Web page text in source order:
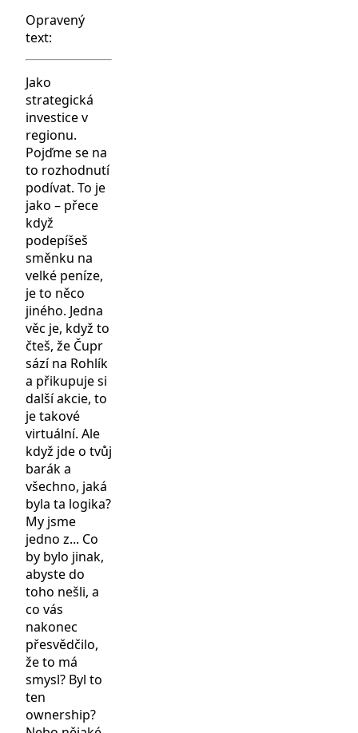
Opravený
text:
Jako
strategická
investice v
regionu.
Pojďme se na
to rozhodnutí
podívat. To je
jako – přece
když
podepíšeš
směnku na
velké peníze,
je to něco
jiného. Jedna
věc je, když to
čteš, že Čupr
sází na Rohlík
a přikupuje si
další akcie, to
je takové
virtuální. Ale
když jde o tvůj
barák a
všechno, jaká
byla ta logika?
My jsme
jedno z... Co
by bylo jinak,
abyste do
toho nešli, a
co vás
nakonec
přesvědčilo,
že to má
smysl? Byl to
ten
ownership?